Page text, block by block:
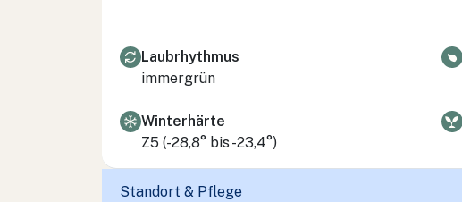
Laubrhythmus
immergrün
Winterhärte
Z5 (-28,8° bis -23,4°)
Standort & Pflege